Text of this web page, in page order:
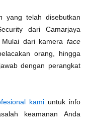
yang telah disebutkan
dari Camarjaya
dari kamera face
orang, hingga
dengan perangkat
kamiuntuk info
keamanan Anda